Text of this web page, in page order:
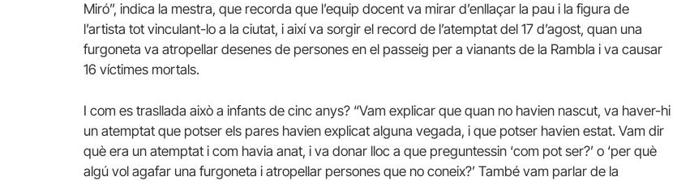
Miró”, indica la mestra, que recorda que l’equip docent va mirar d’enllaçar la pau i la figura de
l’artista tot vinculant-lo a la ciutat, i així va sorgir el record de l’atemptat del 17 d’agost, quan una
furgoneta va atropellar desenes de persones en el passeig per a vianants de la Rambla i va causar
16 víctimes mortals.
I com es trasllada això a infants de cinc anys? “Vam explicar que quan no havien nascut, va haver-hi
un atemptat que potser els pares havien explicat alguna vegada, i que potser havien estat. Vam dir
què era un atemptat i com havia anat, i va donar lloc a que preguntessin ‘com pot ser?’ o ‘per què
algú vol agafar una furgoneta i atropellar persones que no coneix?’ També vam parlar de la